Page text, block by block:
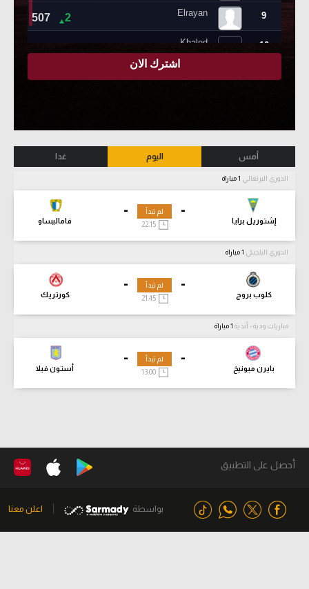
أمس اليوم غدا
الدوري البرتغالي
-
إشتوريل برايا
-
فاماليساو
لم تبدأ
22:15
الدوري البلجيكي
-
كلوب بروج
-
كورتريك
لم تبدأ
21:45
مباريات ودية - أندية
-
بايرن ميونيخ
-
أستون فيلا
لم تبدأ
13:00
أحصل على التطبيق
بواسطة اعلن معنا